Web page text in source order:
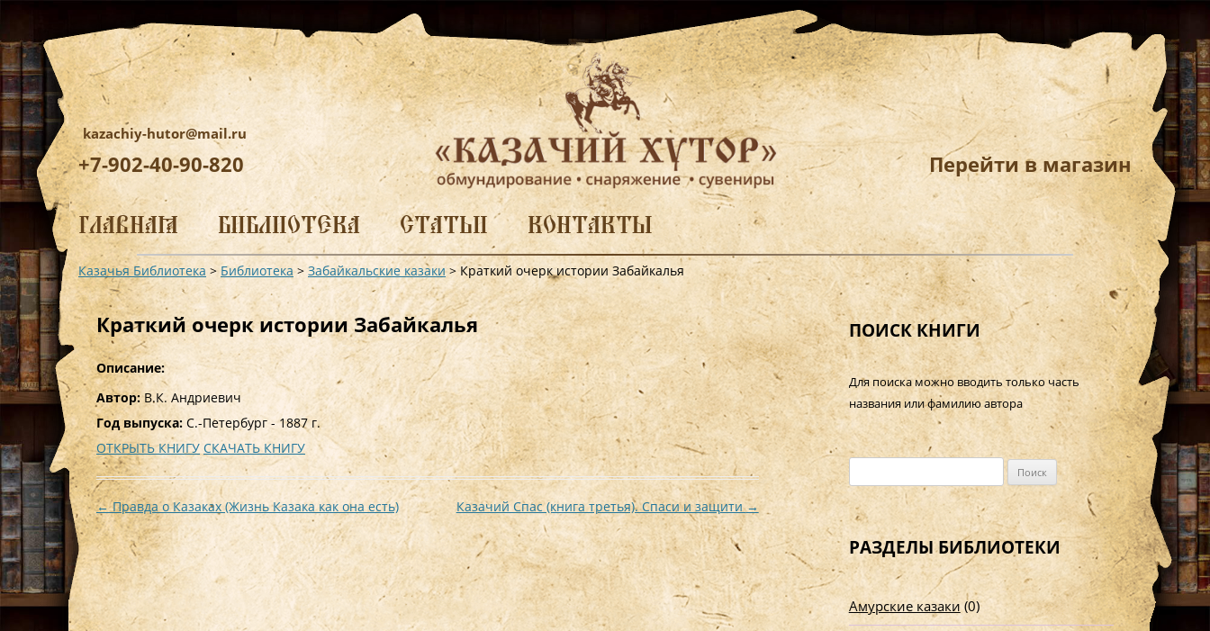
kazachiy-hutor@mail.ru
+7-902-40-90-820 Перейти в магазин
Перейти
к
содержимому
ГЛАВНАЯ БИБЛИОТЕКА СТАТЬИ КОНТАКТЫ
Казачья Библиотека > Библиотека > Забайкальские казаки> Краткий очерк истории Забайкалья
Краткий очерк истории Забайкалья
Описание:
Автор:В.К. Андриевич
Год выпуска: С.-Петербург - 1887 г.
ОТКРЫТЬ КНИГУ СКАЧАТЬ КНИГУ
Навигация
по
записям
←Правда о Казаках (Жизнь Казака как она есть) Казачий Спас (книга третья). Спаси и защити→
ПОИСК КНИГИ
Для поиска можно вводить только часть
названия или фамилию автора
а
й
т
и
РАЗДЕЛЫ БИБЛИОТЕКИ
Амурские казаки(0)